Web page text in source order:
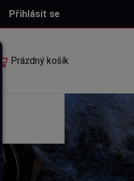
Přihlásit se
Prázdný košík